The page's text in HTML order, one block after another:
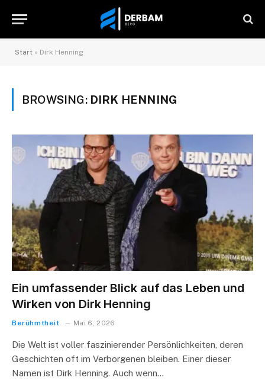
Start » Dirk Henning
BROWSING: DIRK HENNING
Ein umfassender Blick auf das Leben und
Wirken von Dirk Henning
Berühmtheit Mai 6, 2026
Die Welt ist voller faszinierender Persönlichkeiten, deren
Geschichten oft im Verborgenen bleiben. Einer dieser
Namen ist Dirk Henning. Auch wenn…